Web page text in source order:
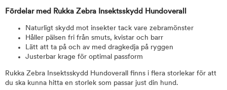
Fördelar med Rukka Zebra Insektsskydd Hundoverall
Naturligt skydd mot insekter tack vare zebramönster
Håller pälsen fri från smuts, kvistar och barr
Lätt att ta på och av med dragkedja på ryggen
Justerbar krage för optimal passform
Rukka Zebra Insektsskydd Hundoverall finns i flera storlekar för att
du ska kunna hitta en storlek som passar just din hund.